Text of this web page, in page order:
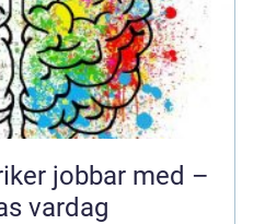
jobbar med –
vardag